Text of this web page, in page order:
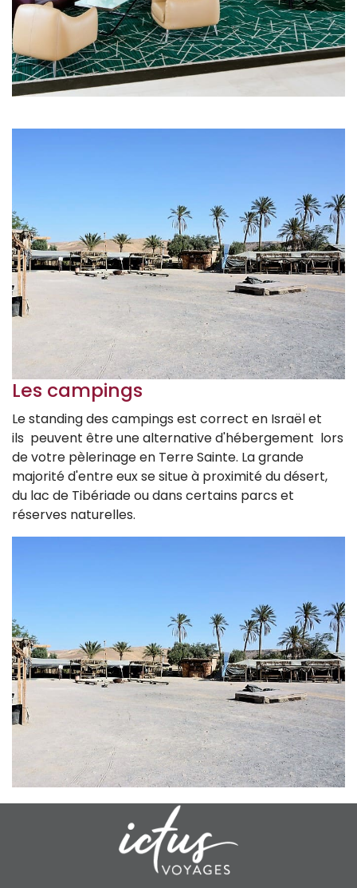
Les campings
Le standing des campings est correct en Israël et
ils peuvent être une alternative d'hébergement lors
de votre pèlerinage en Terre Sainte. La grande
majorité d'entre eux se situe à proximité du désert,
du lac de Tibériade ou dans certains parcs et
réserves naturelles.